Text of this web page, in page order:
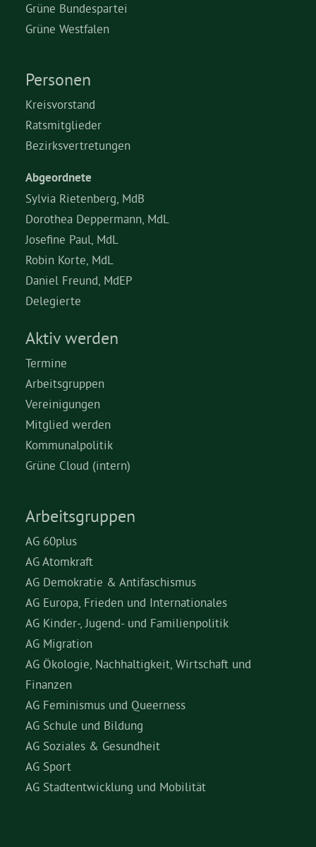
Grüne Bundespartei
Grüne Westfalen
Personen
Kreisvorstand
Ratsmitglieder
Bezirksvertretungen
Abgeordnete
Sylvia Rietenberg, MdB
Dorothea Deppermann, MdL
Josefine Paul, MdL
Robin Korte, MdL
Daniel Freund, MdEP
Delegierte
Aktiv werden
Termine
Arbeitsgruppen
Vereinigungen
Mitglied werden
Kommunalpolitik
Grüne Cloud (intern)
Arbeitsgruppen
AG 60plus
AG Atomkraft
AG Demokratie & Antifaschismus
AG Europa, Frieden und Internationales
AG Kinder-, Jugend- und Familienpolitik
AG Migration
AG Ökologie, Nachhaltigkeit, Wirtschaft und
Finanzen
AG Feminismus und Queerness
AG Schule und Bildung
AG Soziales & Gesundheit
AG Sport
AG Stadtentwicklung und Mobilität